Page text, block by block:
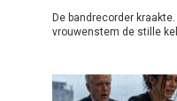
De bandrecorder
vrouwenstem de stille